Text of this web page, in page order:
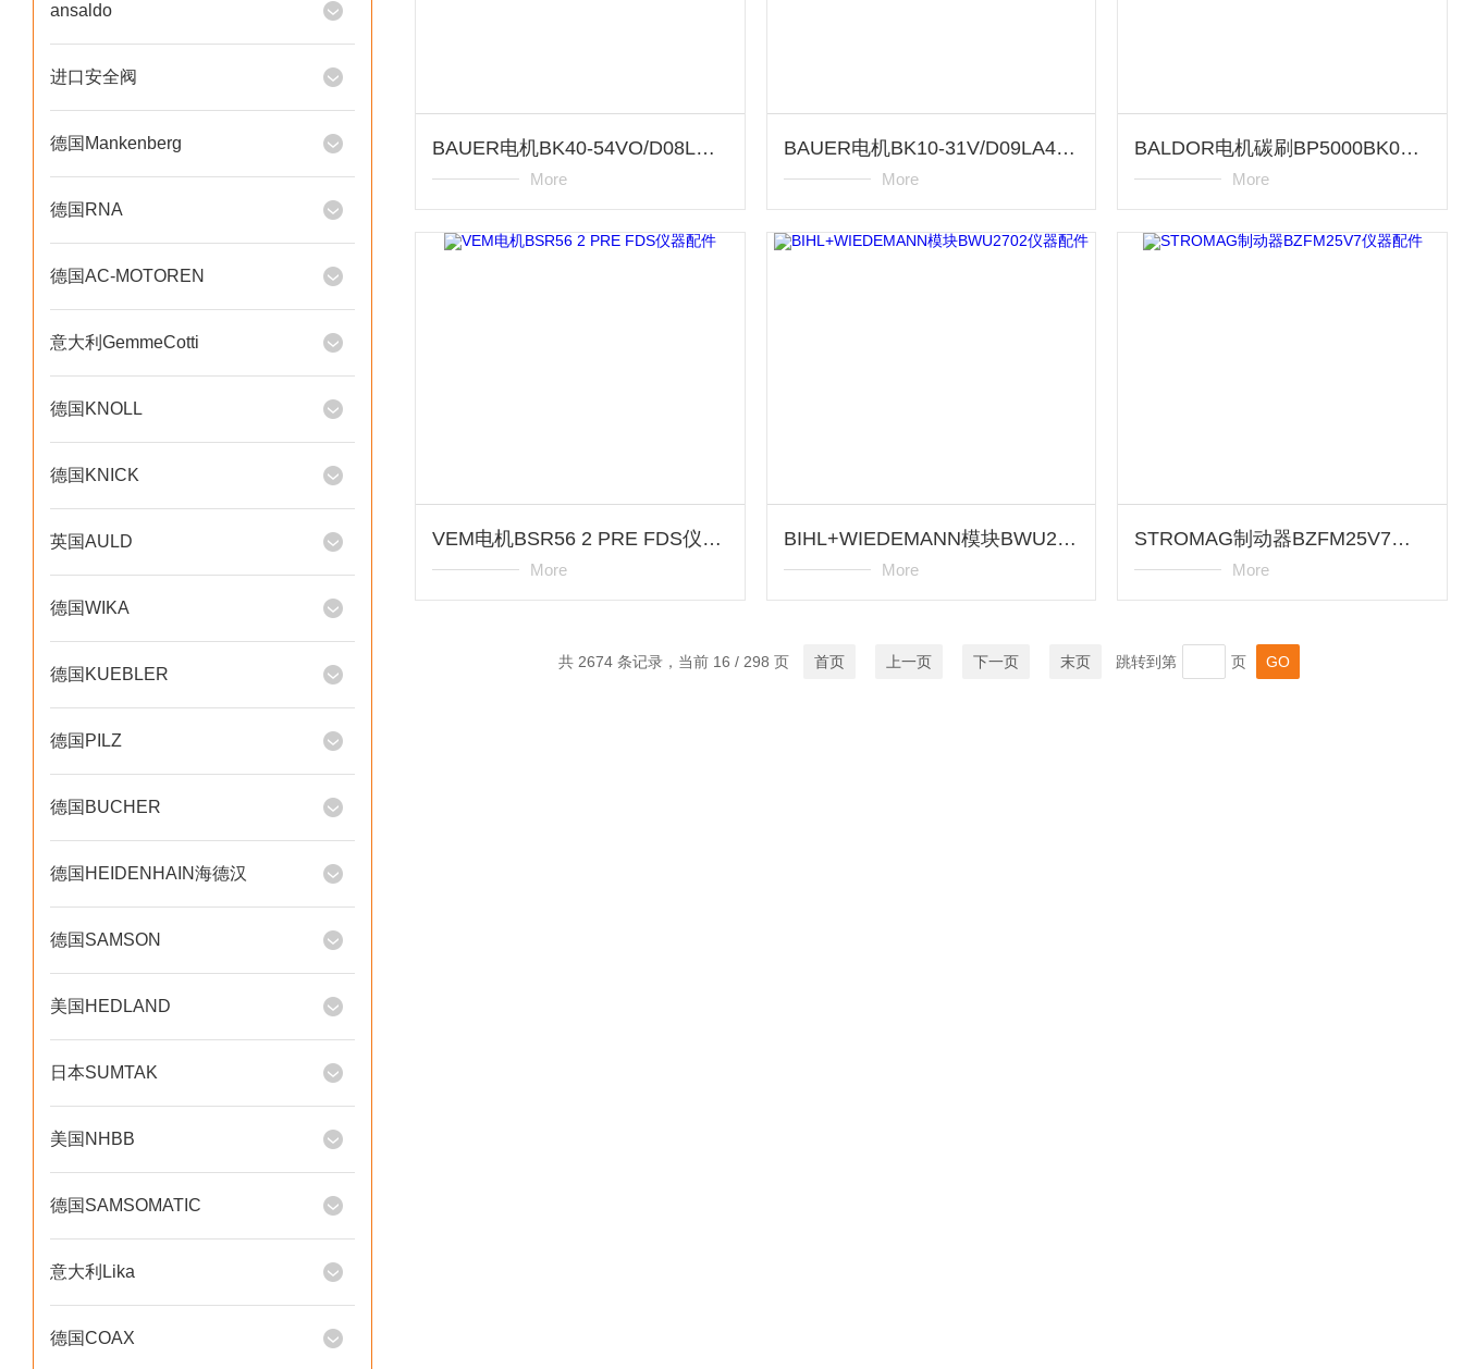
ansaldo
进口安全阀
德国Mankenberg
德国RNA
德国AC-MOTOREN
意大利GemmeCotti
德国KNOLL
德国KNICK
英国AULD
德国WIKA
德国KUEBLER
德国PILZ
德国BUCHER
德国HEIDENHAIN海德汉
德国SAMSON
美国HEDLAND
日本SUMTAK
美国NHBB
德国SAMSOMATIC
意大利Lika
德国COAX
BAUER电机BK40-54VO/D08LA4-K仪器配件
More
BAUER电机BK10-31V/D09LA4-TF-D仪器配件
More
BALDOR电机碳刷BP5000BK08SP仪器配件
More
VEM电机BSR56 2 PRE FDS仪器配件
More
BIHL+WIEDEMANN模块BWU2702仪器配件
More
STROMAG制动器BZFM25V7仪器配件
More
共 2674 条记录，当前 16 / 298 页 首页 上一页 下一页 末页 跳转到第 页